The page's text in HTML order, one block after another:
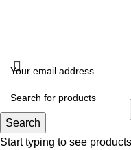
Search
Start typing to see